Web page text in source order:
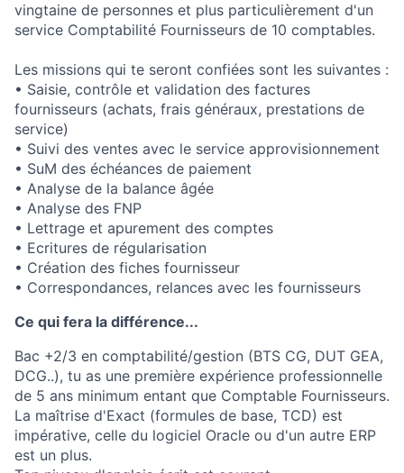
vingtaine de personnes et plus particulièrement d'un
service Comptabilité Fournisseurs de 10 comptables.
Les missions qui te seront confiées sont les suivantes :
• Saisie, contrôle et validation des factures
fournisseurs (achats, frais généraux, prestations de
service)
• Suivi des ventes avec le service approvisionnement
• SuM des échéances de paiement
• Analyse de la balance âgée
• Analyse des FNP
• Lettrage et apurement des comptes
• Ecritures de régularisation
• Création des fiches fournisseur
• Correspondances, relances avec les fournisseurs
Ce qui fera la différence...
Bac +2/3 en comptabilité/gestion (BTS CG, DUT GEA,
DCG..), tu as une première expérience professionnelle
de 5 ans minimum entant que Comptable Fournisseurs.
La maîtrise d'Exact (formules de base, TCD) est
impérative, celle du logiciel Oracle ou d'un autre ERP
est un plus.